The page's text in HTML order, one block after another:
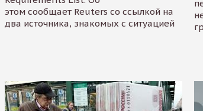
этом сообщает Reuters со ссылкой на
два источника, знакомых с ситуацией